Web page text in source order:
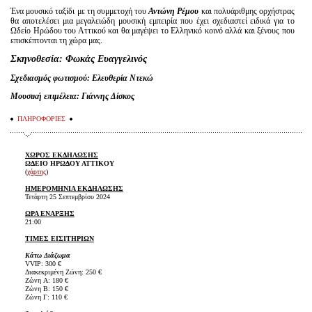
Ένα μουσικό ταξίδι με τη συμμετοχή τουΑντώνη Ρέμου και πολυάριθμης ορχήστρας
θα αποτελέσει μια μεγαλειώδη μουσική εμπειρία που έχει σχεδιαστεί ειδικά για το
Ωδείο Ηρώδου του Αττικού και θα μαγέψει το Ελληνικό κοινό αλλά και ξένους που
επισκέπτονται τη χώρα μας.
Σκηνοθεσία: Φωκάς Ευαγγελινός
Σχεδιασμός φωτισμού: Ελευθερία Ντεκώ
Μουσική επιμέλεια: Γιάννης Δίσκος
ΠΛΗΡΟΦΟΡΙΕΣ
ΧΩΡΟΣ ΕΚΔΗΛΩΣΗΣ
ΩΔΕΙΟ ΗΡΩΔΟΥ ΑΤΤΙΚΟΥ
(χάρτης)
ΗΜΕΡΟΜΗΝΙΑ ΕΚΔΗΛΩΣΗΣ
Τετάρτη 25 Σεπτεμβρίου 2024
ΩΡΑ ΕΝΑΡΞΗΣ
21:00
ΤΙΜΕΣ ΕΙΣΙΤΗΡΙΩΝ
Κάτω Διάζωμα
VVIP: 300 €
Διακεκριμένη Ζώνη: 250 €
Ζώνη A: 180 €
Ζώνη B: 150 €
Ζώνη Γ: 110 €